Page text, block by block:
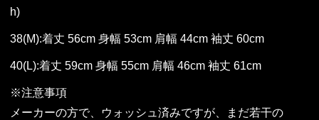
h)
38(M):着丈 56cm 身幅 53cm 肩幅 44cm 袖丈 60cm
40(L):着丈 59cm 身幅 55cm 肩幅 46cm 袖丈 61cm
※注意事項
メーカーの方で、ウォッシュ済みですが、まだ若干の